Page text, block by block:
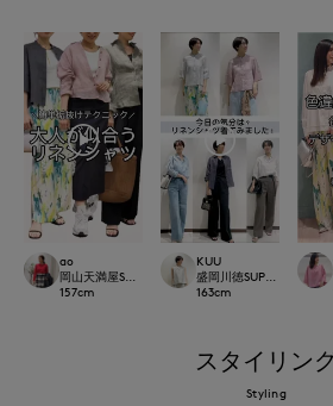
ao
岡山天満屋SUPERIORCLOSET
157cm
KUU
盛岡川徳SUPERIOR
163cm
スタイリン
Styling